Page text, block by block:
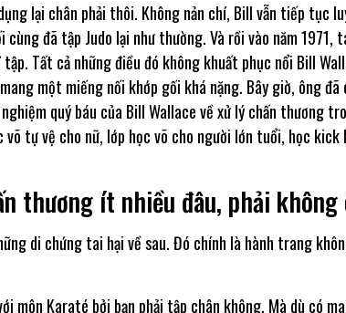
lại chân phải thôi. Không nản chí, Bill vẫn tiếp tục
đã tập Judo lại như thường. Và rồi vào năm 1971,
Tất cả những điều đó không khuất phục nổi Bill
một miếng nối khớp gối khá nặng. Bây giờ, ông
quý báu của Bill Wallace về xử lý chấn thương
thương ít nhiều đâu, phải không
di chứng tai hại về sau. Đó chính là hành trang
môn Karaté bởi bạn phải tập chân không. Mà dù có